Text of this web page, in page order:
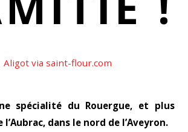
spécialité du Rouergue, et plus
dans le nord de l’Aveyron.